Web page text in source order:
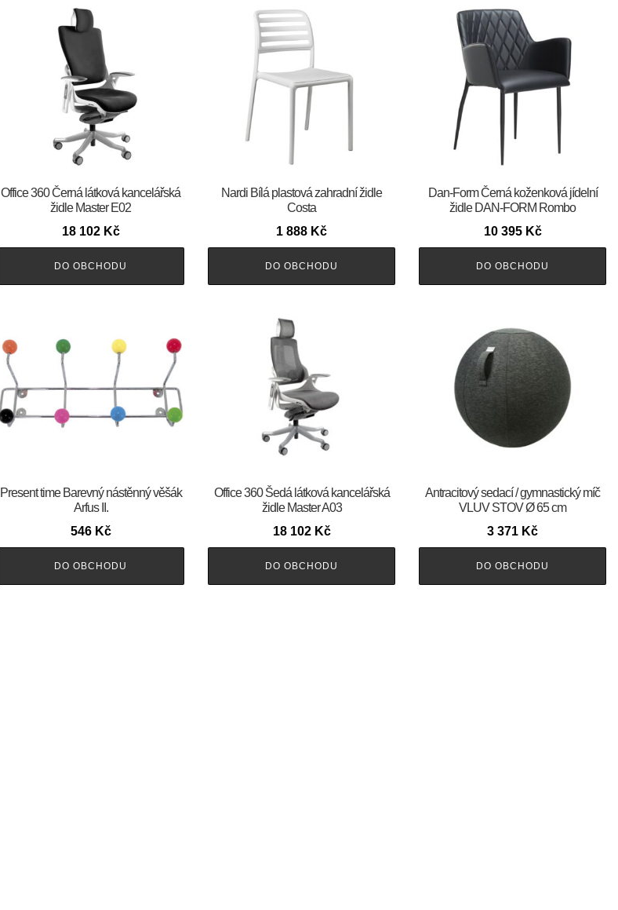
Office 360 Černá látková kancelářská
židle Master E02
18 102 Kč
DO OBCHODU
Nardi Bílá plastová zahradní židle
Costa
1 888 Kč
DO OBCHODU
​​​​​Dan-Form Černá koženková jídelní
židle DAN-FORM Rombo
10 395 Kč
DO OBCHODU
Present time Barevný nástěnný věšák
Arfus II.
546 Kč
DO OBCHODU
Office 360 Šedá látková kancelářská
židle Master A03
18 102 Kč
DO OBCHODU
Antracitový sedací / gymnastický míč
VLUV STOV Ø 65 cm
3 371 Kč
DO OBCHODU